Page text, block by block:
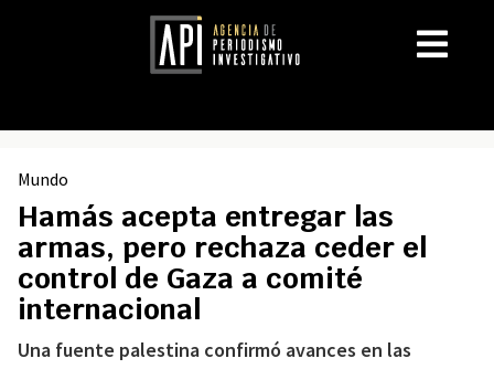
Mundo
Hamás acepta entregar las
armas, pero rechaza ceder el
control de Gaza a comité
internacional
Una fuente palestina confirmó avances en las